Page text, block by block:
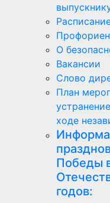
О
Вакансии
Слово
План
ходе
Победы
годов: